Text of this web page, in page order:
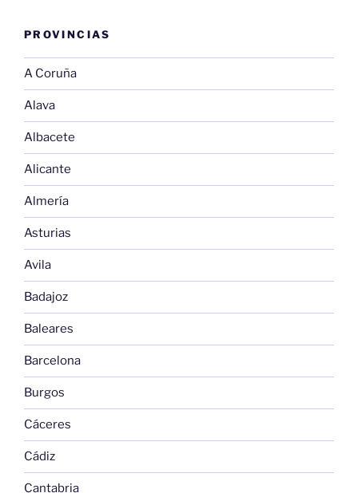
PROVINCIAS
A Coruña
Alava
Albacete
Alicante
Almería
Asturias
Avila
Badajoz
Baleares
Barcelona
Burgos
Cáceres
Cádiz
Cantabria